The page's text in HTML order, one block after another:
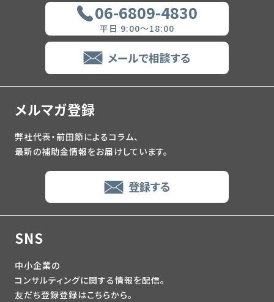
06-6809-4830
平日 9:00～18:00
メールで相談する
メルマガ登録
弊社代表・前田節によるコラム、
最新の補助金情報をお届けしています。
登録する
SNS
中小企業の
コンサルティングに関する情報を配信。
友だち登録登録はこちらから。